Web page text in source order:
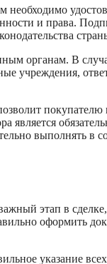
и права.
органам. В
учреждения,
покупателю
является
выполнять в
этап в сделке,
оформить
указание